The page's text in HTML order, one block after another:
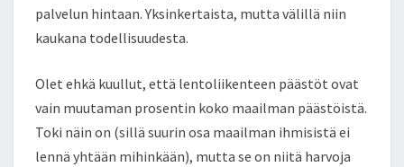
palvelun hintaan. Yksinkertaista, mutta välillä niin
kaukana todellisuudesta.
Olet ehkä kuullut, että lentoliikenteen päästöt ovat
vain muutaman prosentin koko maailman päästöistä.
Toki näin on (sillä suurin osa maailman ihmisistä ei
lennä yhtään mihinkään), mutta se on niitä harvoja